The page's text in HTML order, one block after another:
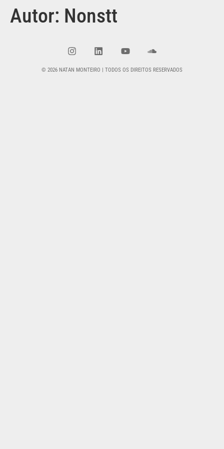
Autor: Nonstt
© 2026 NATAN MONTEIRO | TODOS OS DIREITOS RESERVADOS